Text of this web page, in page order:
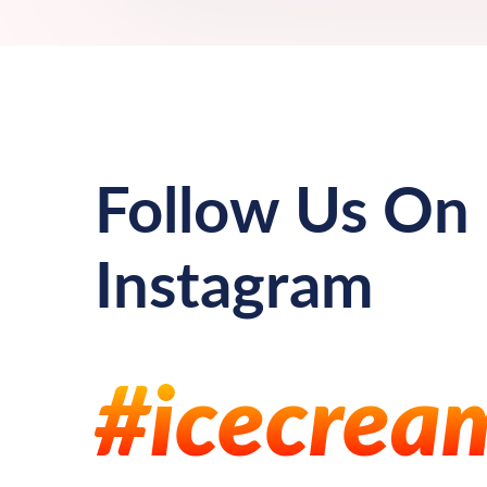
Follow Us On
Instagram